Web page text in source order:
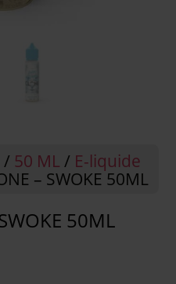
/ 50 ML / E-liquide
– SWOKE 50ML
50ML